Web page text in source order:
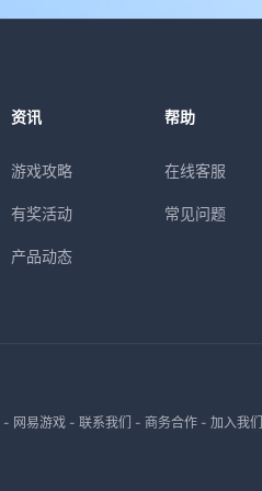
资讯
游戏攻略
有奖活动
产品动态
帮助
在线客服
常见问题
- 网易游戏- 联系我们 - 商务合作- 加入我们